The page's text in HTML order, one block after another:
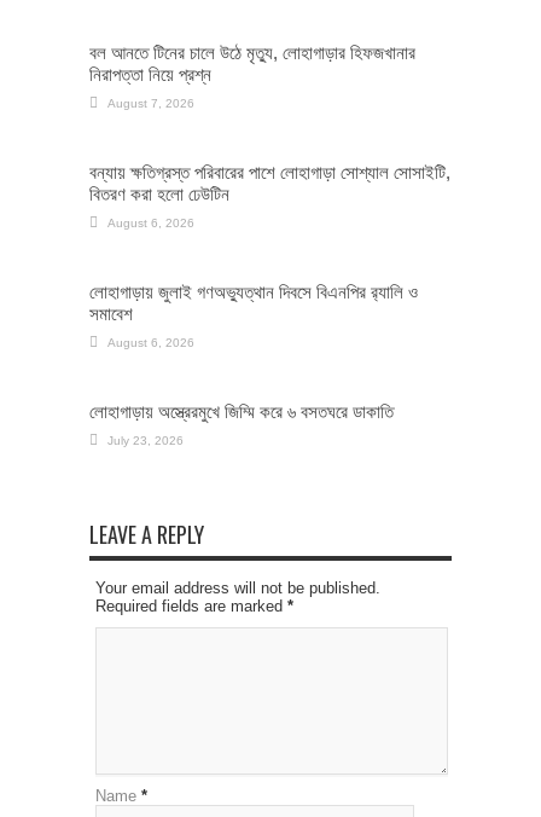
বল আনতে টিনের চালে উঠে মৃত্যু, লোহাগাড়ার হিফজখানার
নিরাপত্তা নিয়ে প্রশ্ন
August 7, 2026
বন্যায় ক্ষতিগ্রস্ত পরিবারের পাশে লোহাগাড়া সোশ্যাল সোসাইটি,
বিতরণ করা হলো ঢেউটিন
August 6, 2026
লোহাগাড়ায় জুলাই গণঅভ্যুত্থান দিবসে বিএনপির র‌্যালি ও
সমাবেশ
August 6, 2026
লোহাগাড়ায় অস্ত্রেরমুখে জিম্মি করে ৬ বসতঘরে ডাকাতি
July 23, 2026
LEAVE A REPLY
Your email address will not be published.
Required fields are marked *
Name *